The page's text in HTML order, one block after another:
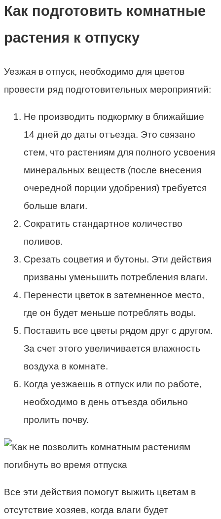
Как подготовить комнатные
растения к отпуску
Уезжая в отпуск, необходимо для цветов
провести ряд подготовительных мероприятий:
Не производить подкормку в ближайшие
14 дней до даты отъезда. Это связано
стем, что растениям для полного усвоения
минеральных веществ (после внесения
очередной порции удобрения) требуется
больше влаги.
Сократить стандартное количество
поливов.
Срезать соцветия и бутоны. Эти действия
призваны уменьшить потребления влаги.
Перенести цветок в затемненное место,
где он будет меньше потреблять воды.
Поставить все цветы рядом друг с другом.
За счет этого увеличивается влажность
воздуха в комнате.
Когда уезжаешь в отпуск или по работе,
необходимо в день отъезда обильно
пролить почву.
Все эти действия помогут выжить цветам в
отсутствие хозяев, когда влаги будет